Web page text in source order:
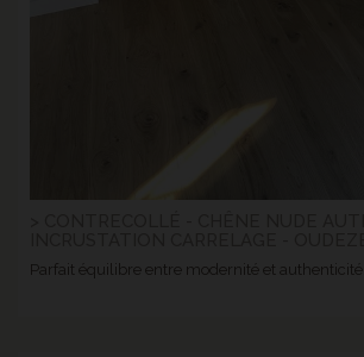
Parfait équilibre entre modernité et authenticité.